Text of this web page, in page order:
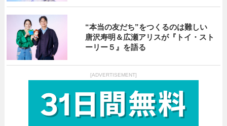
“本当の友だち”をつくるのは難しい
唐沢寿明＆広瀬アリスが『トイ・スト
ーリー５』を語る
[ADVERTISEMENT]